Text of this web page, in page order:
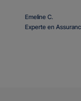
Emeline C.
Experte en